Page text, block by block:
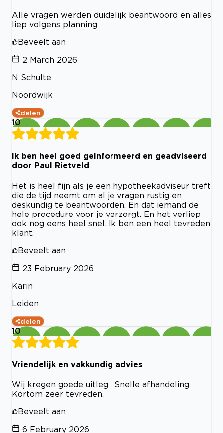
Alle vragen werden duidelijk beantwoord en alles
liep volgens planning
Beveelt aan
2 March 2026
N Schulte
Noordwijk
delen
10
Ik ben heel goed geinformeerd en geadviseerd
door Paul Rietveld
Het is heel fijn als je een hypotheekadviseur treft
die de tijd neemt om al je vragen rustig en
deskundig te beantwoorden. En dat iemand de
hele procedure voor je verzorgt. En het verliep
ook nog eens heel snel. Ik ben een heel tevreden
klant.
Beveelt aan
23 February 2026
Karin
Leiden
delen
10
Vriendelijk en vakkundig advies
Wij kregen goede uitleg . Snelle afhandeling.
Kortom zeer tevreden.
Beveelt aan
6 February 2026